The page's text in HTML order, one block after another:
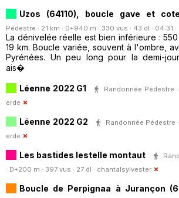
Uzos (64110), boucle gave et
Pédestre · 21 km · D+940 m · 330 vus · 43 dl · 04:31 ·
La dénivelée réelle est bien inférieure :
19 km. Boucle variée, souvent à l'ombre,
Pyrénées. Un peu long pour la demi-
ais�
Léenne 2022 G1
Randonnée Pédestre ·
erde
Léenne 2022 G2
Randonnée Pédestre
erde
Les bastides lestelle montaut
· D+200 m · 397 vus · 27 dl · chantalsylvester
Boucle de Perpignaa à Jurançon